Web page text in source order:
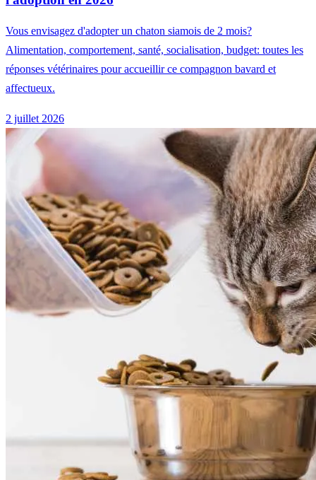
Vous envisagez d'adopter un chaton siamois de 2 mois?
Alimentation, comportement, santé, socialisation, budget: toutes les
réponses vétérinaires pour accueillir ce compagnon bavard et
affectueux.
2 juillet 2026